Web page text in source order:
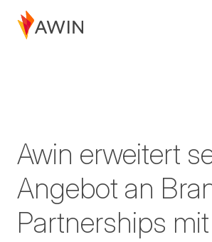
Awin erweitert
Angebot an
Partnerships mit